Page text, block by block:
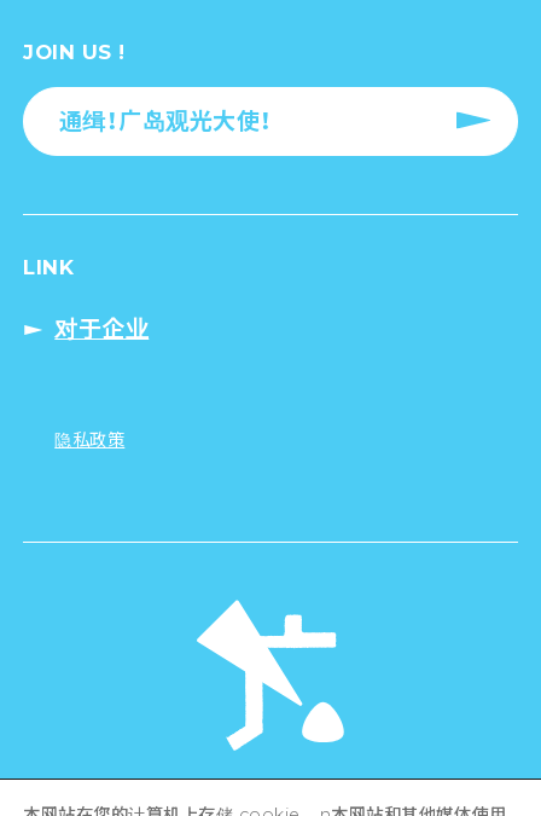
JOIN US !
通缉！广岛观光大使！
LINK
对于企业
隐私政策